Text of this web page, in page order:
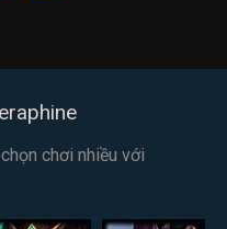
chơi nhiều với